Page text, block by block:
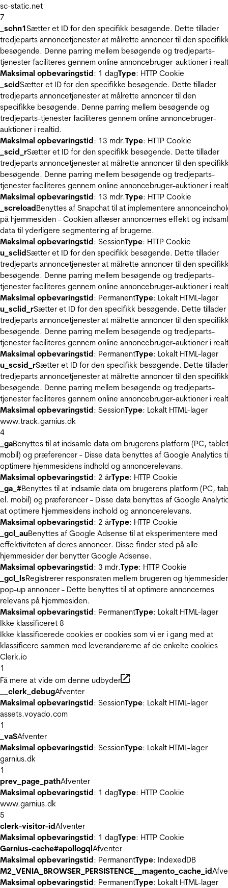
sc-static.net
7
_schn1Sætter et ID for den specifikk besøgende. Dette tillader
tredjeparts annoncetjenester at målrette annoncer til den
besøgende. Denne parring mellem besøgende og tredjeparts-
tjenester faciliteres gennem online annoncebruger-auktioner i
Maksimal opbevaringstid: 1 dagType: HTTP Cookie
_scidSætter et ID for den specifikke besøgende. Dette tillader
tredjeparts annoncetjenester at målrette annoncer til den
specifikke besøgende. Denne parring mellem besøgende og
tredjeparts-tjenester faciliteres gennem online annoncebruger-
auktioner i realtid.
Maksimal opbevaringstid: 13 mdr.Type: HTTP Cookie
_scid_rSætter et ID for den specifikk besøgende. Dette tillader
tredjeparts annoncetjenester at målrette annoncer til den
besøgende. Denne parring mellem besøgende og tredjeparts-
tjenester faciliteres gennem online annoncebruger-auktioner i
Maksimal opbevaringstid: 13 mdr.Type: HTTP Cookie
_screloadBenyttes af Snapchat til at implementere
på hjemmesiden - Cookien aflæser annoncernes effekt og
data til yderligere segmentering af brugerne.
Maksimal opbevaringstid: SessionType: HTTP Cookie
u_sclidSætter et ID for den specifikk besøgende. Dette tillader
tredjeparts annoncetjenester at målrette annoncer til den
besøgende. Denne parring mellem besøgende og tredjeparts-
tjenester faciliteres gennem online annoncebruger-auktioner i
Maksimal opbevaringstid: PermanentType: Lokalt HTML-lager
u_sclid_rSætter et ID for den specifikk besøgende. Dette tillader
tredjeparts annoncetjenester at målrette annoncer til den
besøgende. Denne parring mellem besøgende og tredjeparts-
tjenester faciliteres gennem online annoncebruger-auktioner i
Maksimal opbevaringstid: PermanentType: Lokalt HTML-lager
u_scsid_rSætter et ID for den specifikk besøgende. Dette tillader
tredjeparts annoncetjenester at målrette annoncer til den
besøgende. Denne parring mellem besøgende og tredjeparts-
tjenester faciliteres gennem online annoncebruger-auktioner i
Maksimal opbevaringstid: SessionType: Lokalt HTML-lager
www.track.garnius.dk
4
_gaBenyttes til at indsamle data om brugerens platform (PC,
mobil) og præferencer - Disse data benyttes af Google Analytics
optimere hjemmesidens indhold og annoncerelevans.
Maksimal opbevaringstid: 2 årType: HTTP Cookie
_ga_#Benyttes til at indsamle data om brugerens platform (PC,
el. mobil) og præferencer - Disse data benyttes af Google
at optimere hjemmesidens indhold og annoncerelevans.
Maksimal opbevaringstid: 2 årType: HTTP Cookie
_gcl_auBenyttes af Google Adsense til at eksperimentere med
effektiviteten af deres annoncer. Disse finder sted på alle
hjemmesider der benytter Google Adsense.
Maksimal opbevaringstid: 3 mdr.Type: HTTP Cookie
_gcl_lsRegistrerer responsraten mellem brugeren og
pop-up annoncer - Dette benyttes til at optimere annoncernes
relevans på hjemmesiden.
Maksimal opbevaringstid: PermanentType: Lokalt HTML-lager
Ikke klassificeret 8
Ikke klassificerede cookies er cookies som vi er i gang med at
klassificere sammen med leverandørerne af de enkelte cookies
Clerk.io
1
Få mere at vide om denne udbyder
__clerk_debugAfventer
Maksimal opbevaringstid: SessionType: Lokalt HTML-lager
assets.voyado.com
1
_vaSAfventer
Maksimal opbevaringstid: SessionType: Lokalt HTML-lager
garnius.dk
1
prev_page_pathAfventer
Maksimal opbevaringstid: 1 dagType: HTTP Cookie
www.garnius.dk
5
clerk-visitor-idAfventer
Maksimal opbevaringstid: 1 dagType: HTTP Cookie
Garnius-cache#apollogqlAfventer
Maksimal opbevaringstid: PermanentType: IndexedDB
M2_VENIA_BROWSER_PERSISTENCE__magento_cache_id
Maksimal opbevaringstid: PermanentType: Lokalt HTML-lager